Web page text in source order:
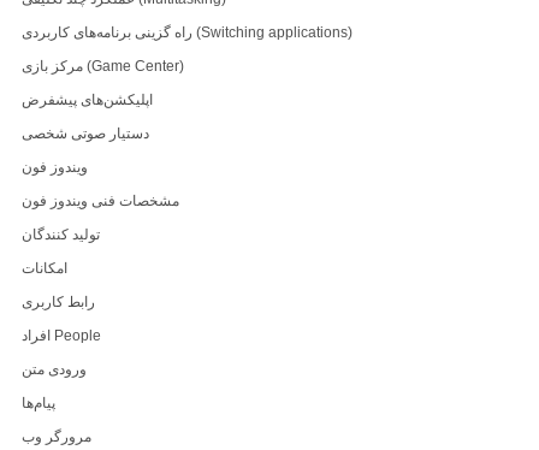
راه گزینی برنامه‌های کاربردی (Switching applications)
مرکز بازی (Game Center)
اپلیکشن‌های پیشفرض
دستیار صوتی شخصی
ویندوز فون
مشخصات فنی ویندوز فون
تولید کنندگان
امکانات
رابط کاربری
افراد People
ورودی متن
پیام‌ها
مرورگر وب